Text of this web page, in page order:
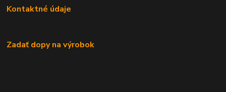
Kontaktné údaje
Zadať dopy na výrobok